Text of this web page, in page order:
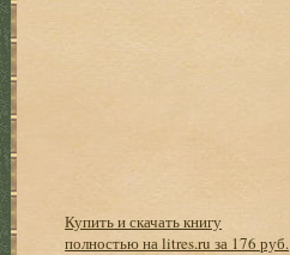
Купить и скачать книгу
полностью на litres.ru за 176 руб.